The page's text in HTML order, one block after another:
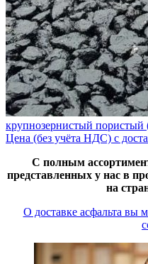
крупнозернистый пористый
Цена (без учёта НДС) с
С полным
представленных у нас в
на
О доставке асфальта вы